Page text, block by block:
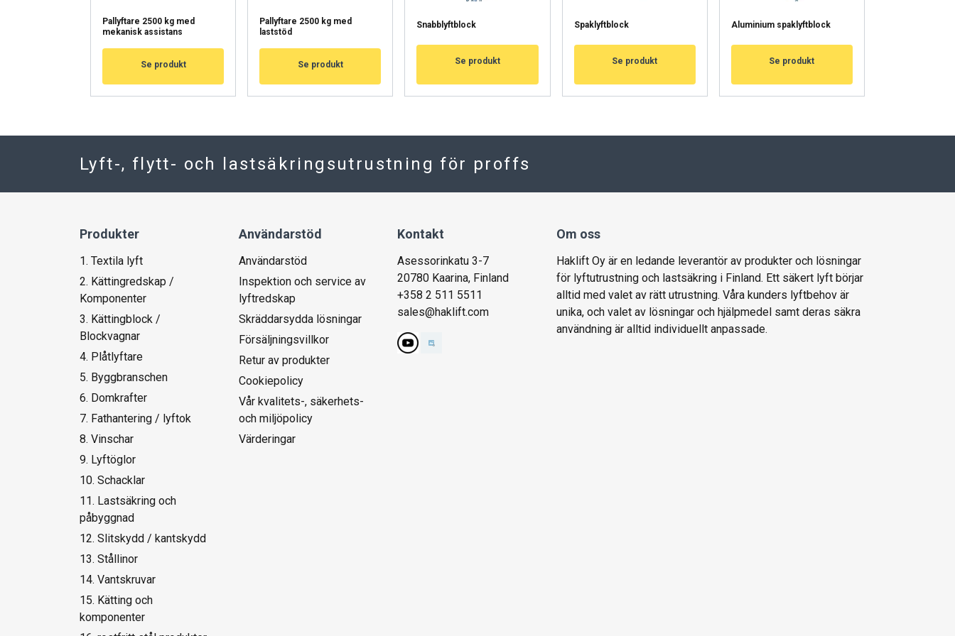
Pallyftare 2500 kg med
mekanisk assistans
Se produkt
Pallyftare 2500 kg med
laststöd
Se produkt
Snabblyftblock
Se produkt
Spaklyftblock
Se produkt
Aluminium spaklyftblock
Se produkt
Lyft-, flytt- och lastsäkringsutrustning för proffs
Produkter
1. Textila lyft
2. Kättingredskap /
Komponenter
3. Kättingblock /
Blockvagnar
4. Plåtlyftare
5. Byggbranschen
6. Domkrafter
7. Fathantering / lyftok
8. Vinschar
9. Lyftöglor
10. Schacklar
11. Lastsäkring och
påbyggnad
12. Slitskydd / kantskydd
13. Stållinor
14. Vantskruvar
15. Kätting och
komponenter
Användarstöd
Användarstöd
Inspektion och service av
lyftredskap
Skräddarsydda lösningar
Försäljningsvillkor
Retur av produkter
Cookiepolicy
Vår kvalitets-, säkerhets-
och miljöpolicy
Värderingar
Kontakt
Asessorinkatu 3-7
20780 Kaarina, Finland
+358 2 511 5511
sales@haklift.com
Om oss
Haklift Oy är en ledande leverantör av produkter och lösningar
för lyftutrustning och lastsäkring i Finland. Ett säkert lyft börjar
alltid med valet av rätt utrustning. Våra kunders lyftbehov är
unika, och valet av lösningar och hjälpmedel samt deras säkra
användning är alltid individuellt anpassade.